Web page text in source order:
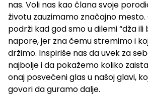
nas. Voli nas kao člana svoje
životu zauzimamo značajno mesto.
podrži kad god smo u dilemi “dža ili
napore, jer zna čemu stremimo i
držimo. Inspiriše nas da uvek za
najbolje i da pokažemo koliko
onaj posvećeni glas u našoj glavi,
govori da guramo dalje.